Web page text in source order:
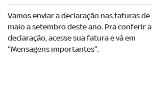
Vamos enviar a declaração nas faturas de
maio a setembro deste ano. Pra conferir a
declaração, acesse sua fatura e vá em
“Mensagens importantes”.